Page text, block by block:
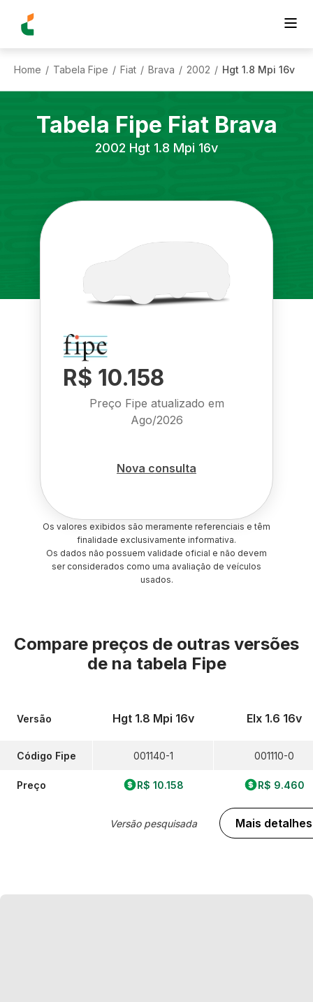
Home / Tabela Fipe / Fiat / Brava / 2002 / Hgt 1.8 Mpi 16v
Tabela Fipe Fiat Brava
2002 Hgt 1.8 Mpi 16v
R$ 10.158
Preço Fipe atualizado em
Ago/2026
Nova consulta
Os valores exibidos são meramente referenciais e têm
finalidade exclusivamente informativa.
Os dados não possuem validade oficial e não devem
ser considerados como uma avaliação de veículos
usados.
Compare preços de outras versões
de na tabela Fipe
Versão
Código Fipe
Preço
Hgt 1.8 Mpi 16v
001140-1
R$ 10.158
Versão pesquisada
Elx 1.6 16v
001110-0
R$ 9.460
Mais detalhes